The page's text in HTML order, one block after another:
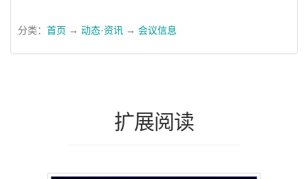
分类： 首页 → 动态·资讯 → 会议信息
扩展阅读